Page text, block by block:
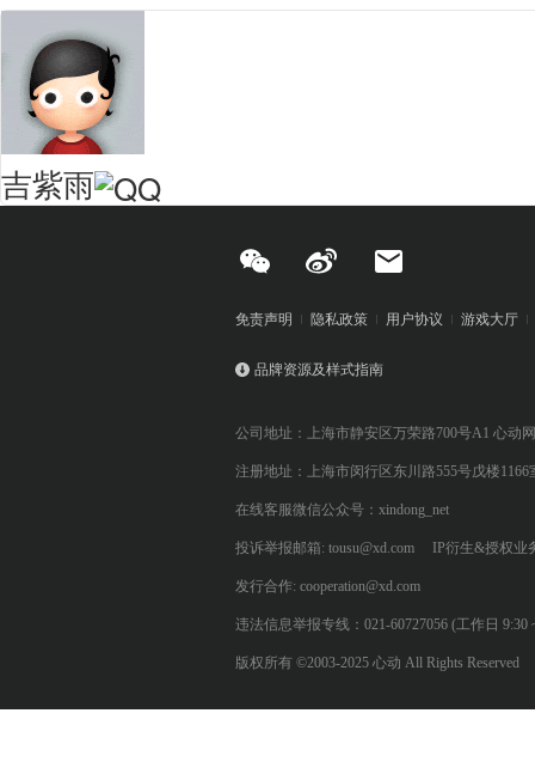
吉紫雨
免责声明 隐私政策 用户协议 游戏大厅
品牌资源及样式指南
公司地址：上海市静安区万荣路700号A1 心动
注册地址：上海市闵行区东川路555号戊楼1166
在线客服微信公众号：xindong_net
投诉举报邮箱: tousu@xd.com IP衍生&授权业
发行合作: cooperation@xd.com
违法信息举报专线：021-60727056 (工作日 9:30
版权所有 ©2003-2025 心动 All Rights Reserved